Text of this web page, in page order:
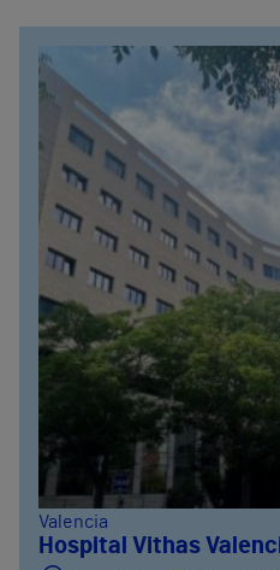
Valencia
Hospital Vithas